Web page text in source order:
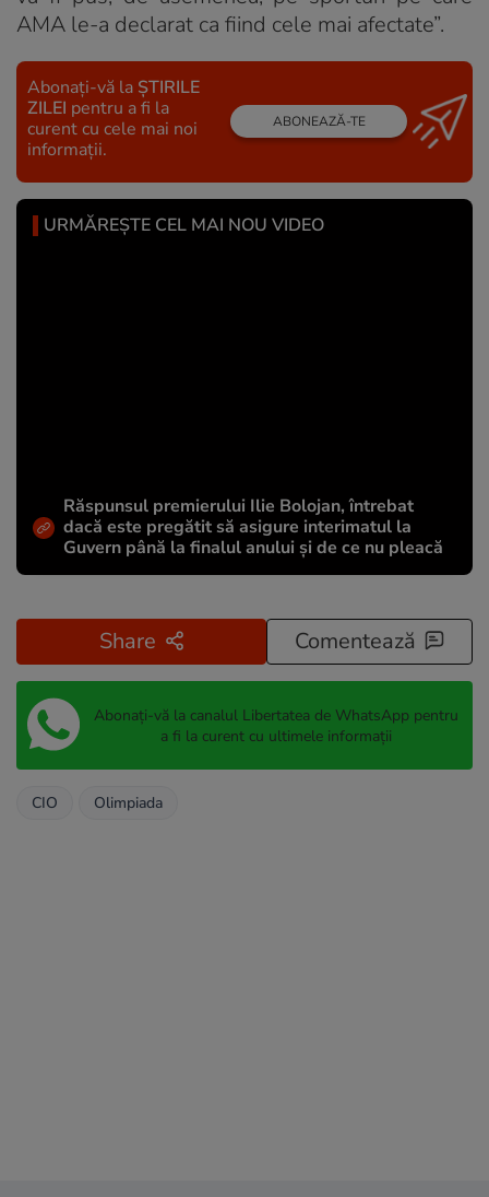
AMA le-a declarat ca fiind cele mai afectate”.
Abonați-vă la ȘTIRILE
ZILEI pentru a fi la
curent cu cele mai noi
informații.
ABONEAZĂ-TE
URMĂREȘTE CEL MAI NOU VIDEO
Răspunsul premierului Ilie Bolojan, întrebat
dacă este pregătit să asigure interimatul la
Guvern până la finalul anului și de ce nu pleacă
Share Comentează
Abonați-vă la canalul Libertatea de WhatsApp pentru
a fi la curent cu ultimele informații
CIO Olimpiada